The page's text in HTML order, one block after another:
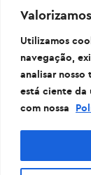
Utilizamos
navegação,
analisar
está ciente da
com nossa
PORTAL